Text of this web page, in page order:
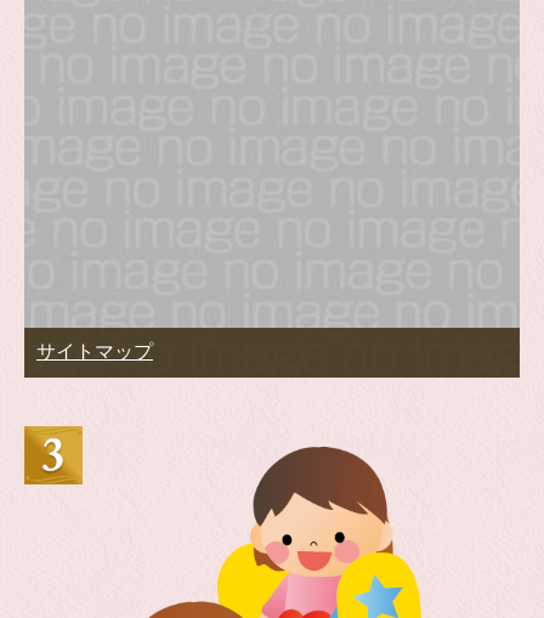
サイトマップ